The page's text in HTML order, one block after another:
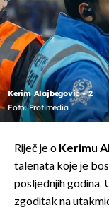
Kerim Alajbegović - 2
Foto: Profimedia
Riječ je o Kerimu
talenata koje je
posljednjih godina.
zgoditak na